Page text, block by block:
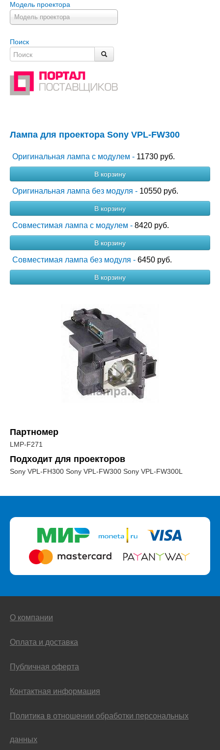
Модель проектора
Модель проектора
Поиск
Лампа для проектора Sony VPL-FW300
Оригинальная лампа с модулем - 11730 руб.
В корзину
Оригинальная лампа без модуля - 10550 руб.
В корзину
Совместимая лампа с модулем - 8420 руб.
В корзину
Совместимая лампа без модуля - 6450 руб.
В корзину
Партномер
LMP-F271
Подходит для проекторов
Sony VPL-FH300 Sony VPL-FW300 Sony VPL-FW300L
О компании
Оплата и доставка
Публичная оферта
Контактная информация
Политика в отношении обработки персональных
данных